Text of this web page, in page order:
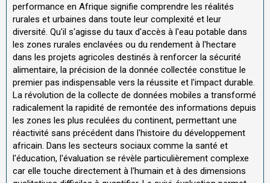
performance en Afrique signifie comprendre les réalités
rurales et urbaines dans toute leur complexité et leur
diversité. Qu'il s'agisse du taux d'accès à l'eau potable dans
les zones rurales enclavées ou du rendement à l'hectare
dans les projets agricoles destinés à renforcer la sécurité
alimentaire, la précision de la donnée collectée constitue le
premier pas indispensable vers la réussite et l'impact durable.
La révolution de la collecte de données mobiles a transformé
radicalement la rapidité de remontée des informations depuis
les zones les plus reculées du continent, permettant une
réactivité sans précédent dans l'histoire du développement
africain. Dans les secteurs sociaux comme la santé et
l'éducation, l'évaluation se révèle particulièrement complexe
car elle touche directement à l'humain et à des dimensions